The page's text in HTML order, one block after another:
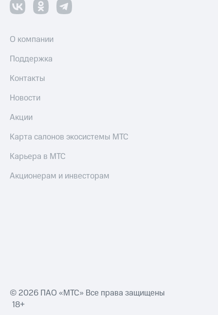
О компании
Поддержка
Контакты
Новости
Акции
Карта салонов экосистемы МТС
Карьера в МТС
Акционерам и инвесторам
© 2026 ПАО «МТС» Все права защищены
18+